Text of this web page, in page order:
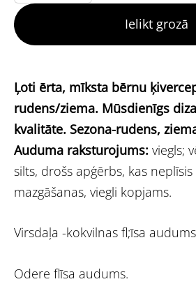
Ielikt grozā
Ļoti ērta, mīksta bērnu
rudens/ziema. Mūsdienīgs
kvalitāte. Sezona-rudens,
Auduma raksturojums: viegls;
silts, drošs apģērbs, kas
mazgāšanas, viegli kopjams.
Virsdaļa -kokvilnas fl;īsa
Odere flīsa audums.